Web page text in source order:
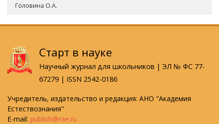
Головина О.А.
Старт в науке
Научный журнал для школьников | ЭЛ № ФС 77-
67279 | ISSN 2542-0186
Учредитель, издательство и редакция: АНО "Академия
Естествознания"
E-mail: publish@rae.ru